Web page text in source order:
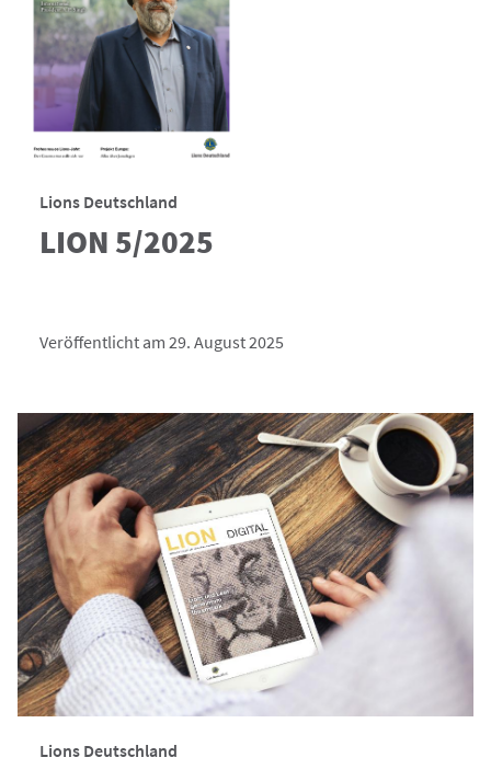
Lions Deutschland
LION 5/2025
Veröffentlicht am 29. August 2025
Lions Deutschland